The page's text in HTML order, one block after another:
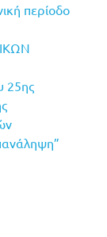
περίοδο
25ης